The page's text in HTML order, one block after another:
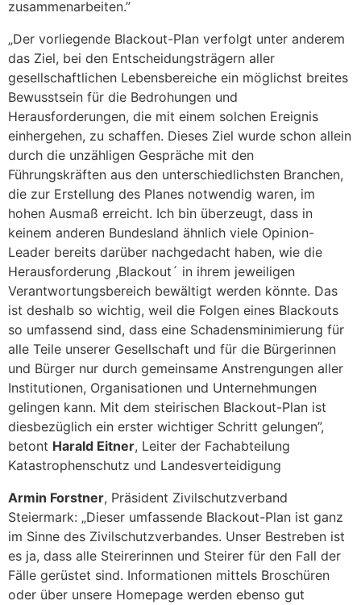
zusammenarbeiten.”
„Der vorliegende Blackout-Plan verfolgt unter anderem
das Ziel, bei den Entscheidungsträgern aller
gesellschaftlichen Lebensbereiche ein möglichst breites
Bewusstsein für die Bedrohungen und
Herausforderungen, die mit einem solchen Ereignis
einhergehen, zu schaffen. Dieses Ziel wurde schon allein
durch die unzähligen Gespräche mit den
Führungskräften aus den unterschiedlichsten Branchen,
die zur Erstellung des Planes notwendig waren, im
hohen Ausmaß erreicht. Ich bin überzeugt, dass in
keinem anderen Bundesland ähnlich viele Opinion-
Leader bereits darüber nachgedacht haben, wie die
Herausforderung ,Blackout´ in ihrem jeweiligen
Verantwortungsbereich bewältigt werden könnte. Das
ist deshalb so wichtig, weil die Folgen eines Blackouts
so umfassend sind, dass eine Schadensminimierung für
alle Teile unserer Gesellschaft und für die Bürgerinnen
und Bürger nur durch gemeinsame Anstrengungen aller
Institutionen, Organisationen und Unternehmungen
gelingen kann. Mit dem steirischen Blackout-Plan ist
diesbezüglich ein erster wichtiger Schritt gelungen”,
betont Harald Eitner, Leiter der Fachabteilung
Katastrophenschutz und Landesverteidigung
Armin Forstner, Präsident Zivilschutzverband
Steiermark: „Dieser umfassende Blackout-Plan ist ganz
im Sinne des Zivilschutzverbandes. Unser Bestreben ist
es ja, dass alle Steirerinnen und Steirer für den Fall der
Fälle gerüstet sind. Informationen mittels Broschüren
oder über unsere Homepage werden ebenso gut